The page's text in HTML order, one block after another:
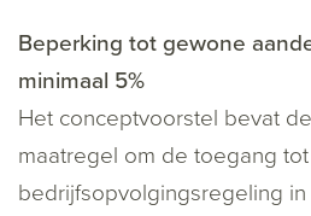
Beperking tot gewone
minimaal 5%
Het conceptvoorstel bevat
maatregel om de toegang
bedrijfsopvolgingsregeling